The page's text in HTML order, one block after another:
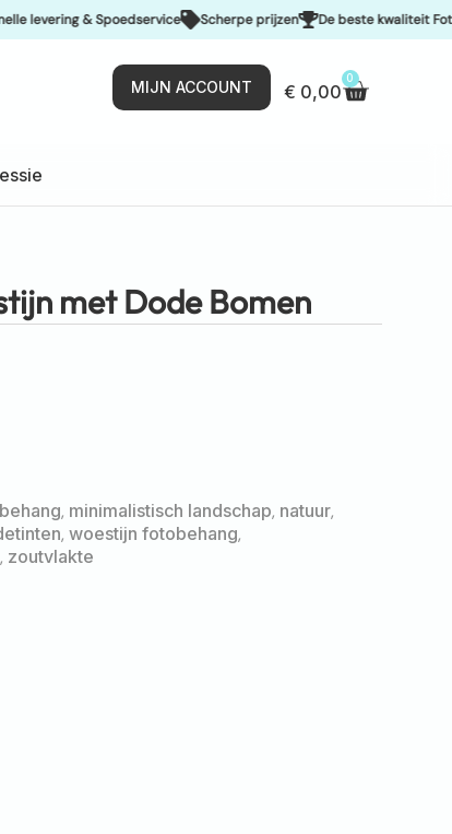
& Spoedservice Scherpe prijzen De beste kwaliteit
MIJN ACCOUNT € 0,00
0
met Dode Bomen
, minimalistisch landschap, natuur,
,woestijn fotobehang,
, zoutvlakte